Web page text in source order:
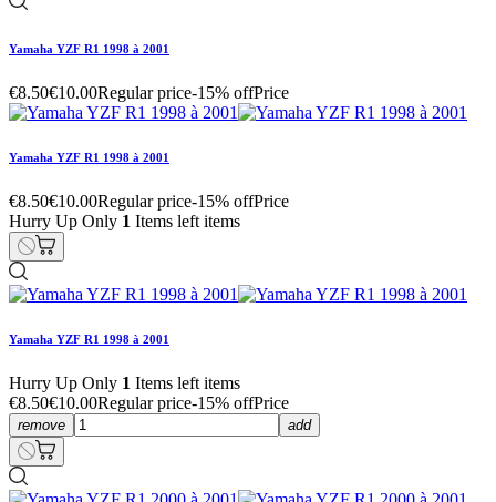
Yamaha YZF R1 1998 à 2001
€8.50€10.00Regular price-15% offPrice
Yamaha YZF R1 1998 à 2001
€8.50€10.00Regular price-15% offPrice
Hurry Up Only 1 Items left items
Yamaha YZF R1 1998 à 2001
Hurry Up Only 1 Items left items
€8.50€10.00Regular price-15% offPrice
remove add